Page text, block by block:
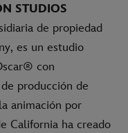
STUDIOS
de propiedad
es un estudio
con
producción de
animación por
California ha creado